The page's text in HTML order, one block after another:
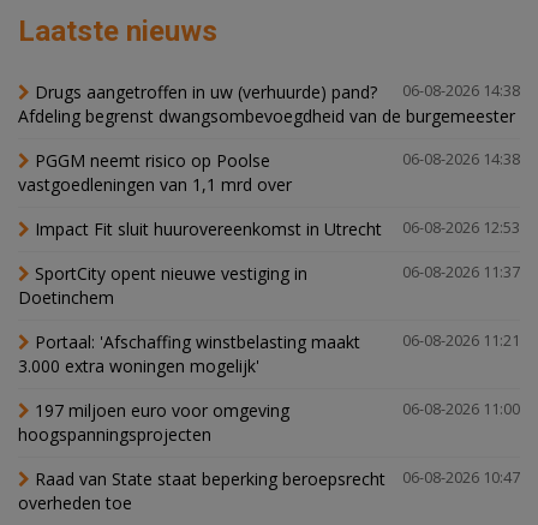
Laatste nieuws
06-08-2026 14:38
Drugs aangetroffen in uw (verhuurde) pand?
Afdeling begrenst dwangsombevoegdheid van de burgemeester
06-08-2026 14:38
PGGM neemt risico op Poolse
vastgoedleningen van 1,1 mrd over
06-08-2026 12:53
Impact Fit sluit huurovereenkomst in Utrecht
06-08-2026 11:37
SportCity opent nieuwe vestiging in
Doetinchem
06-08-2026 11:21
Portaal: 'Afschaffing winstbelasting maakt
3.000 extra woningen mogelijk'
06-08-2026 11:00
197 miljoen euro voor omgeving
hoogspanningsprojecten
06-08-2026 10:47
Raad van State staat beperking beroepsrecht
overheden toe